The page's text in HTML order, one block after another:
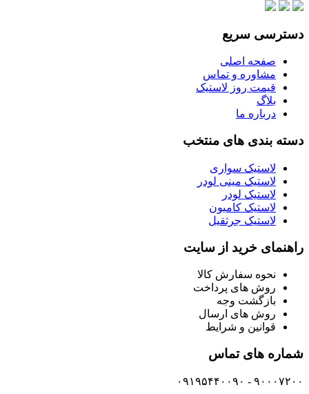
دسترسی سریع
صفحه اصلی
مشاوره و تماس
قیمت روز لاستیک
بلاگ
درباره ما
دسته بندی های منتخب
لاستیک سواری
لاستیک مینی لودر
لاستیک لودر
لاستیک کامیون
لاستیک جرثقیل
راهنمای خرید از سایت
نحوه سفارش کالا
روش های پرداخت
بازگشت وجه
روش های ارسال
قوانین و شرایط
شماره های تماس
۹۰۰۰۷۲۰۰ - ۰۹۱۹۵۴۴۰۰۹۰